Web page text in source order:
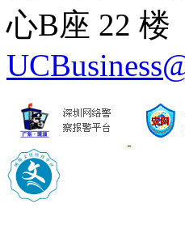
心B座 22 楼